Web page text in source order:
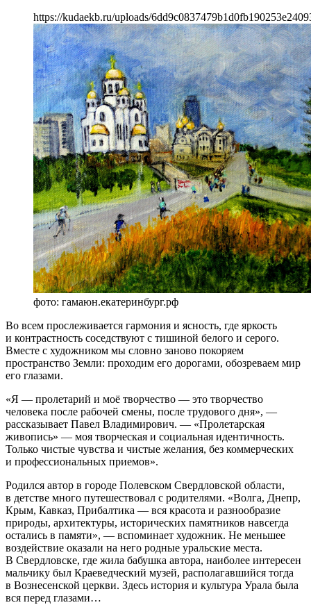
https://kudaekb.ru/uploads/
фото: гамаюн.екатеринбург.рф
Во всем прослеживается гармония и ясность, где яркость
и контрастность соседствуют с тишиной белого и серого.
Вместе с художником мы словно заново покоряем
пространство Земли: проходим его дорогами, обозреваем мир
его глазами.
«Я — пролетарий и моё творчество — это творчество
человека после рабочей смены, после трудового дня», —
рассказывает Павел Владимирович. — «Пролетарская
живопись» — моя творческая и социальная идентичность.
Только чистые чувства и чистые желания, без коммерческих
и профессиональных приемов».
Родился автор в городе Полевском Свердловской области,
в детстве много путешествовал с родителями. «Волга, Днепр,
Крым, Кавказ, Прибалтика — вся красота и разнообразие
природы, архитектуры, исторических памятников навсегда
остались в памяти», — вспоминает художник. Не меньшее
воздействие оказали на него родные уральские места.
В Свердловске, где жила бабушка автора, наиболее интересен
мальчику был Краеведческий музей, располагавшийся тогда
в Вознесенской церкви. Здесь история и культура Урала была
вся перед глазами…